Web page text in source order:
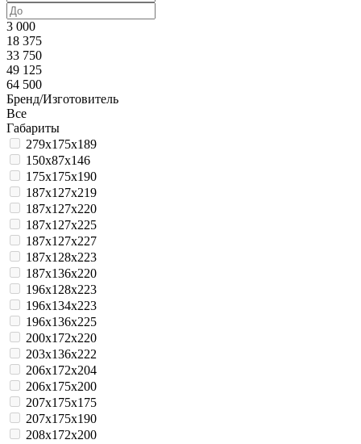
По популярности
3 000
18 375
33 750
49 125
64 500
Бренд/Изготовитель
Все
Габариты
279x175x189
150x87x146
175x175x190
187x127x219
187x127x220
187x127x225
187x127x227
187x128x223
187x136x220
196x128x223
196x134x223
196x136x225
200x172x220
203x136x222
206x172x204
206x175x200
207x175x175
207x175x190
208x172x200